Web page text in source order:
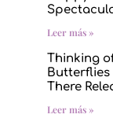
Leer más »
Thinking
Butterflies
There
Leer más »